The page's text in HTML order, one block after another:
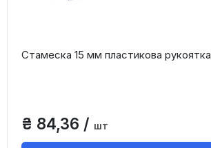
Стамеска 15 мм пластикова рукоятка
₴ 84,36 / шт